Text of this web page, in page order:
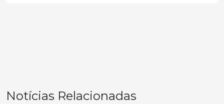
Notícias Relacionadas